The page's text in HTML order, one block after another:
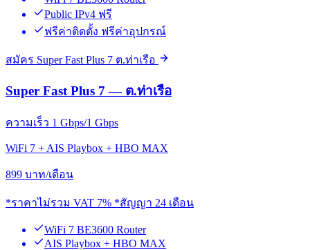
Public IPv4 ฟรี
ฟรีค่าติดตั้ง ฟรีค่าอุปกรณ์
สมัคร Super Fast Plus 7 ต.ท่าเรือ
Super Fast Plus 7 — ต.ท่าเรือ
ความเร็ว 1 Gbps/1 Gbps
WiFi 7 + AIS Playbox + HBO MAX
899 บาท/เดือน
*ราคาไม่รวม VAT 7% *สัญญา 24 เดือน
WiFi 7 BE3600 Router
AIS Playbox + HBO MAX